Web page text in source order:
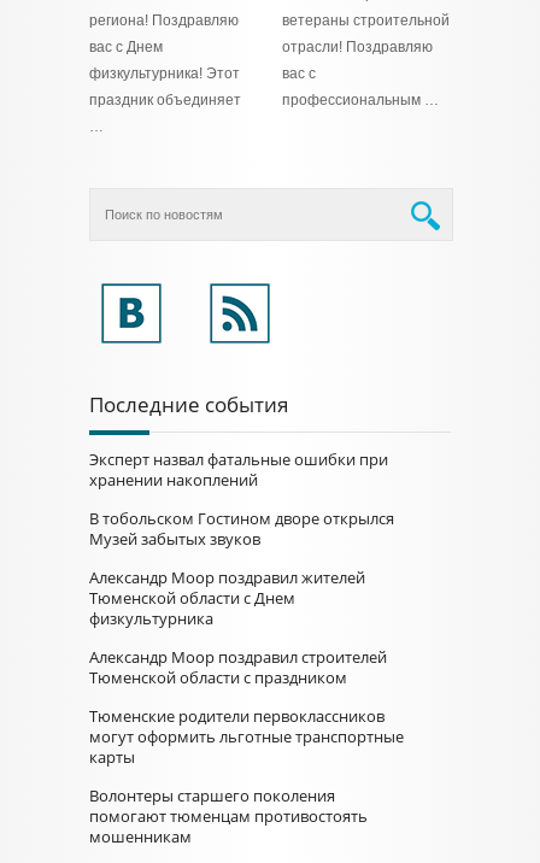
региона! Поздравляю
вас с Днем
физкультурника! Этот
праздник объединяет
…
ветераны строительной
отрасли! Поздравляю
вас с
профессиональным …
Последние события
Эксперт назвал фатальные ошибки при
хранении накоплений
В тобольском Гостином дворе открылся
Музей забытых звуков
Александр Моор поздравил жителей
Тюменской области с Днем
физкультурника
Александр Моор поздравил строителей
Тюменской области с праздником
Тюменские родители первоклассников
могут оформить льготные транспортные
карты
Волонтеры старшего поколения
помогают тюменцам противостоять
мошенникам